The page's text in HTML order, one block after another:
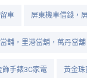
車 屏東機車借錢，
舖，里港當舖，萬丹當
飾手錶3C家電 黃金珠